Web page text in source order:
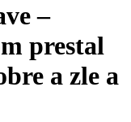
–
prestal
a zle a